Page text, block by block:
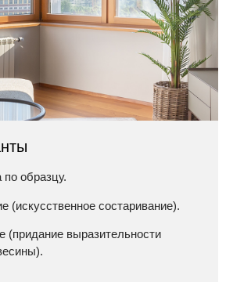
образцу.
(искусственное состаривание).
(придание выразительности